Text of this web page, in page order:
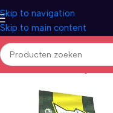
Skip to navigation
Skip to main content
Home/Honden/Droogvoer